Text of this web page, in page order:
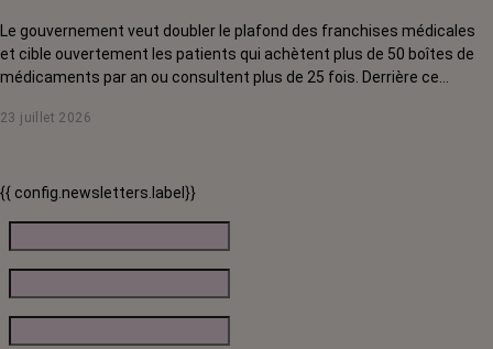
Le gouvernement veut doubler le plafond des franchises médicales
et cible ouvertement les patients qui achètent plus de 50 boîtes de
médicaments par an ou consultent plus de 25 fois. Derrière ce
chroniques, et en premier lieu les personnes touchées par un cancer,
23 juillet 2026
{{ config.newsletters.label}}